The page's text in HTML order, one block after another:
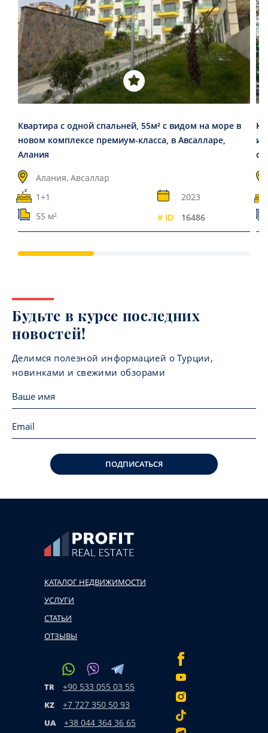
Квартира с одной спальней, 55м² с видом на море в
новом комплексе премиум-класса, в Авсалларе,
Алания
Алания, Авсаллар
1+1
2023
55 м²
# ID 16486
Будьте в курсе последних
новостей!
Делимся полезной информацией о Турции,
новинками и свежими обзорами
ПОДПИСАТЬСЯ
КАТАЛОГ НЕДВИЖИМОСТИ
УСЛУГИ
СТАТЬИ
ОТЗЫВЫ
TR +90 533 055 03 55
KZ +7 727 350 50 93
UA +38 044 364 36 65